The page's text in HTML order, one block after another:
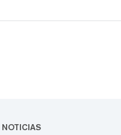
NOTICIAS